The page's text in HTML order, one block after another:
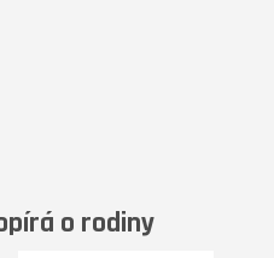
o rodiny